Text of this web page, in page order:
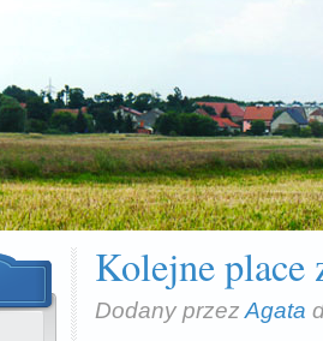
Kolejne place
Dodany przez Agata